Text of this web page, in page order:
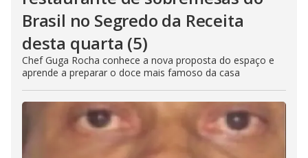
Brasil no Segredo da Receita
desta quarta (5)
Chef Guga Rocha conhece a nova proposta do espaço e
aprende a preparar o doce mais famoso da casa